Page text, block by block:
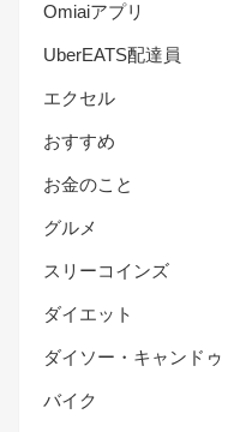
Omiaiアプリ
UberEATS配達員
エクセル
おすすめ
お金のこと
グルメ
スリーコインズ
ダイエット
ダイソー・キャンドゥ
バイク